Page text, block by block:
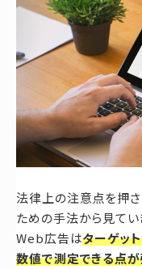
法律上の注意点を押さ
ための手法から見てい
Web広告はターゲッ
数値で測定できる点